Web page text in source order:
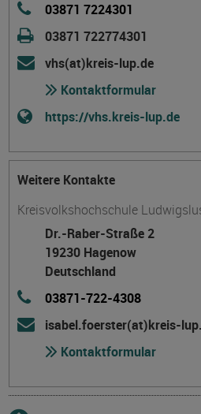
03871 7224301
03871 722774301
vhs(at)kreis-lup.de
Kontaktformular
https://vhs.kreis-lup.de
Weitere Kontakte
Kreisvolkshochschule
Dr.-Raber-Straße 2
19230 Hagenow
Deutschland
03871-722-4308
isabel.foerster(at)kreis-
Kontaktformular